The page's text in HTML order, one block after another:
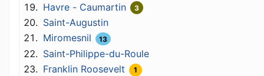
Havre - Caumartin 3
Saint-Augustin
Miromesnil
13
Saint-Philippe-du-Roule
Franklin Roosevelt
1